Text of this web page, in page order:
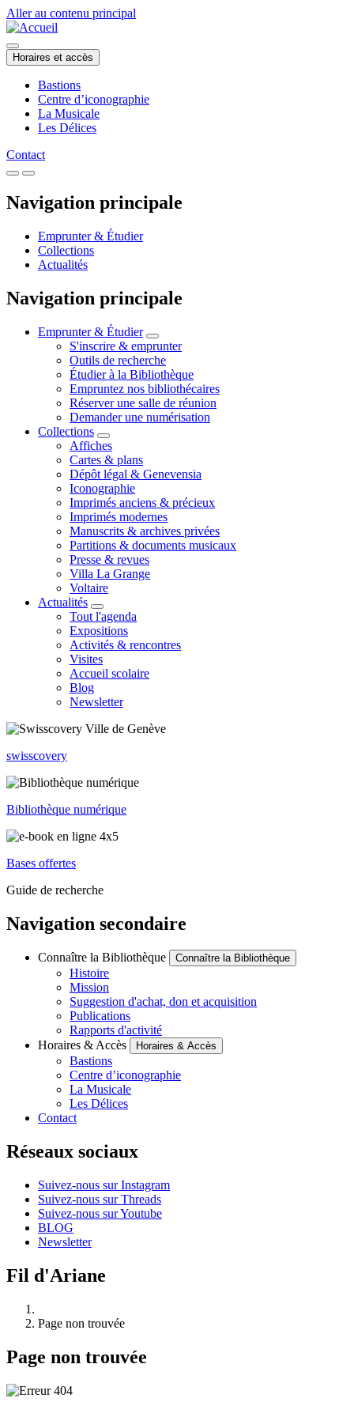
Aller au contenu principal
Horaires et accès
Bastions
Centre d’iconographie
La Musicale
Les Délices
Contact
Navigation principale
Emprunter & Étudier
Collections
Actualités
Navigation principale
Emprunter & Étudier
S'inscrire & emprunter
Outils de recherche
Étudier à la Bibliothèque
Empruntez nos bibliothécaires
Réserver une salle de réunion
Demander une numérisation
Collections
Affiches
Cartes & plans
Dépôt légal & Genevensia
Iconographie
Imprimés anciens & précieux
Imprimés modernes
Manuscrits & archives privées
Partitions & documents musicaux
Presse & revues
Villa La Grange
Voltaire
Actualités
Tout l'agenda
Expositions
Activités & rencontres
Visites
Accueil scolaire
Blog
Newsletter
swisscovery
Bibliothèque numérique
Bases offertes
Guide de recherche
Navigation secondaire
Connaître la Bibliothèque Connaître la Bibliothèque
Histoire
Mission
Suggestion d'achat, don et acquisition
Publications
Rapports d'activité
Horaires & Accès
Horaires & Accès
Bastions
Centre d’iconographie
La Musicale
Les Délices
Contact
Réseaux sociaux
Suivez-nous sur Instagram
Suivez-nous sur Threads
Suivez-nous sur Youtube
BLOG
Newsletter
Fil d'Ariane
Page non trouvée
Page non trouvée